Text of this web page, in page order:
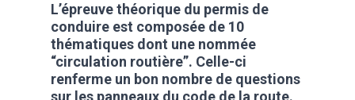
L’épreuve théorique du permis de
conduire est composée de 10
thématiques dont une nommée
“circulation routière”. Celle-ci
renferme un bon nombre de questions
sur les panneaux du code de la route.